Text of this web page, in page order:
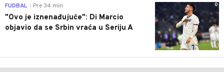
0
FUDBAL Pre 34 min
"Ovo je iznenađujuće": Di Marcio
objavio da se Srbin vraća u Seriju A